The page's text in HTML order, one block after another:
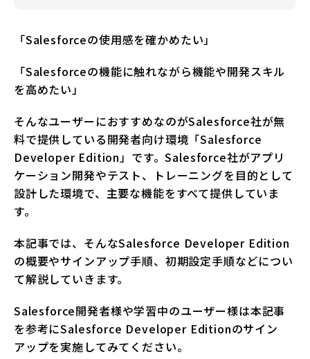
「Salesforceの使用感を確かめたい」
「Salesforceの機能に触れながら機能や開発スキル
を高めたい」
そんなユーザーにおすすめなのがSalesforce社が無
料で提供している開発者向け環境「Salesforce
Developer Edition」です。Salesforce社がアプリ
ケーション開発やテスト、トレーニングを目的として
設計した環境で、主要な機能をすべて提供していま
す。
本記事では、そんなSalesforce Developer Edition
の概要やサインアップ手順、初期設定手順などについ
て解説していきます。
Salesforce開発者様や学習中のユーザー様は本記事
を参考にSalesforce Developer Editionのサイン
アップを実施してみてください。